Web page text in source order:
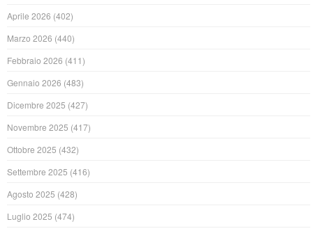
Aprile 2026 (402)
Marzo 2026 (440)
Febbraio 2026 (411)
Gennaio 2026 (483)
Dicembre 2025 (427)
Novembre 2025 (417)
Ottobre 2025 (432)
Settembre 2025 (416)
Agosto 2025 (428)
Luglio 2025 (474)